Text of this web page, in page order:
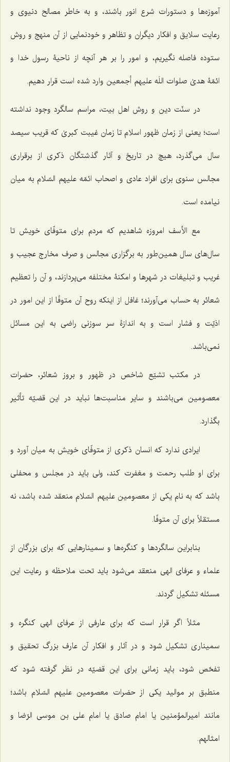
آموزه‌ها و دستورات شرع انور باشند، و به خاطر مصالح دنیوی و
رعایت سلایق و افکار دیگران و تظاهر و خودنمایی از آن منهج و روش
ستوده فاصله نگیریم، و امور را بر هر آنچه از ناحیۀ رسول خدا و
ائمّۀ هدیٰ صلوات اللَه علیهم أجمعین وارد شده است قرار دهیم.
در سنّت دین و روش اهل بیت، مراسم سالگرد وجود نداشته
است؛ یعنی از زمان ظهور اسلام تا زمان غیبت کبریٰ که قریب سیصد
سال می‌گذرد، هیچ در تاریخ و آثار گذشتگان ذکری از برقراری
مجالس سنوی برای افراد عادی و اصحاب ائمّه علیهم السّلام به میان
نیامده است.
مع الأسف امروزه شاهدیم که مردم برای متوفّای خویش تا
سال‌های سال همین‌طور به برگزاری مجالس و صرف مخارج عجیب و
غریب و تبلیغات در شهرها و امکنۀ مختلفه می‌پردازند، و آن را تعظیم
شعائر به حساب می‌آورند؛ غافل از اینکه روح آن متوفّا از این امور در
اذیّت و فشار است و به اندازۀ سر سوزنی راضی به این مسائل
نمی‌باشد.
در مکتب تشیّع شاخص در ظهور و بروز شعائر، حضرات
معصومین می‌باشند و سایر مناسبت‌ها نباید در این قضیّه تأثیر
بگذارد.
ایرادی ندارد که انسان ذکری از متوفّای خویش به میان آورد و
برای او طلب رحمت و مغفرت کند، ولی باید در مجلس و محفلی
باشد که به نام یکی از معصومین علیهم السّلام منعقد شده باشد، نه
مستقلاً برای آن متوفّا.
بنابراین سالگردها و کنگره‌ها و سمینارهایی که برای بزرگان از
علماء و عرفای الهی منعقد می‌شود باید تحت ملاحظه و رعایت این
مسئله تشکیل گردند.
مثلاً اگر قرار است که برای عارفی از عرفای الهی کنگره و
سمیناری تشکیل شود و در آثار و افکار آن عارف بزرگ تحقیق و
تفحّص شود، باید زمانی برای این قضیّه در نظر گرفته شود که
منطبق بر موالید یکی از حضرات معصومین علیهم السّلام باشد؛
مانند امیر‌المؤمنین یا امام صادق یا امام علی بن موسی الرّضا و
امثالهم.